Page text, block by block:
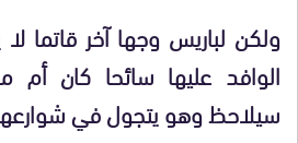
ولكن لباريس وجها آخر قاتما
الوافد عليها سائحا كان
سيلاحظ وهو يتجول في